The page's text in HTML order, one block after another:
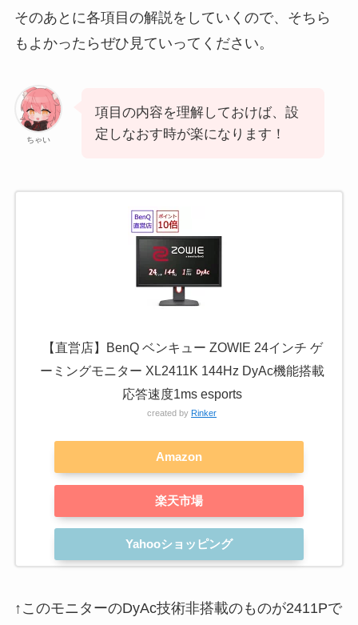
そのあとに各項目の解説をしていくので、そちら
もよかったらぜひ見ていってください。
ちゃい
項目の内容を理解しておけば、設
定しなおす時が楽になります！
【直営店】BenQ ベンキュー ZOWIE 24インチ ゲ
ーミングモニター XL2411K 144Hz DyAc機能搭載
応答速度1ms esports
created by Rinker
Amazon
楽天市場
Yahooショッピング
↑このモニターのDyAc技術非搭載のものが2411Pで